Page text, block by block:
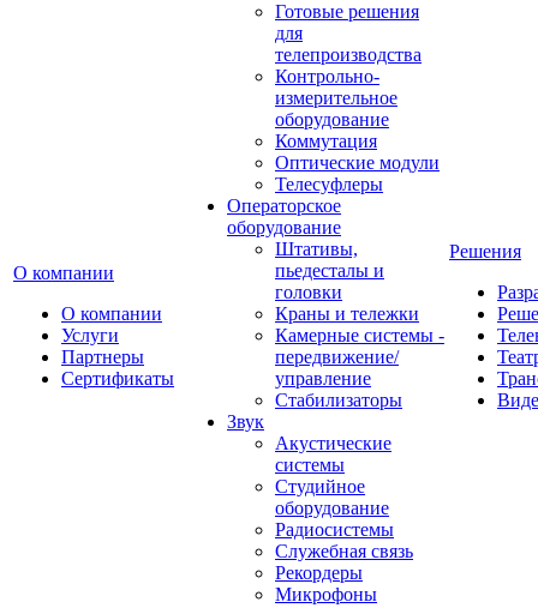
О компании
О компании
Услуги
Партнеры
Сертификаты
Готовые решения
для
телепроизводства
Контрольно-
измерительное
оборудование
Коммутация
Оптические модули
Телесуфлеры
Операторское
оборудование
Штативы,
пьедесталы и
головки
Краны и тележки
Камерные системы -
передвижение/
управление
Стабилизаторы
Звук
Акустические
системы
Студийное
оборудование
Радиосистемы
Служебная связь
Рекордеры
Микрофоны
Решения